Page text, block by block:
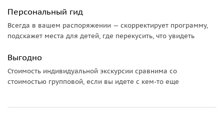
гигантский бункер под Александерплац (мы его не видим,
но он есть),фонтан «Дружба Народов»— не только арт-
объект времен ГДР, но также центр проституции и
году. Поговорим о криминальном наследии бандитских
кланов прошлого — современных курдских бандитских
кланах Реммо, Абу-Шакер и прочих, грабящих банки и
Персональный гид
Всегда в вашем распоряжении — скорректирует программу,
подскажет места для детей, где перекусить, что увидеть
Выгодно
Стоимость индивидуальной экскурсии сравнима со
стоимостью групповой, если вы идете с кем-то еще